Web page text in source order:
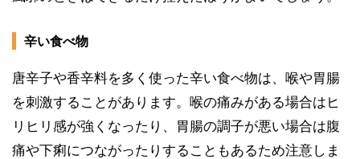
辛い食べ物
唐辛子や香辛料を多く使った辛い食べ物は、喉や胃腸
を刺激することがあります。喉の痛みがある場合はヒ
リヒリ感が強くなったり、胃腸の調子が悪い場合は腹
痛や下痢につながったりすることもあるため注意しま